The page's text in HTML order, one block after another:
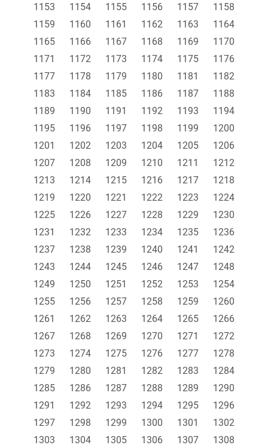
1153 1154 1155 1156 1157
1158
1159
1160 1161 1162 1163
1164
1165
1166 1167 1168 1169
1170
1171
1172 1173 1174 1175
1176
1177
1178 1179 1180 1181
1182
1183
1184 1185 1186 1187
1188
1189
1190 1191 1192 1193
1194
1195
1196 1197 1198 1199
1200
1201
1202 1203 1204 1205
1206
1207
1208 1209 1210 1211
1212
1213
1214 1215 1216 1217
1218
1219
1220 1221 1222 1223
1224
1225
1226 1227 1228 1229
1230
1231
1232 1233 1234 1235
1236
1237
1238 1239 1240 1241
1242
1243
1244 1245 1246 1247
1248
1249
1250 1251 1252 1253
1254
1255
1256 1257 1258 1259
1260
1261
1262 1263 1264 1265
1266
1267
1268 1269 1270 1271
1272
1273
1274 1275 1276 1277
1278
1279
1280 1281 1282 1283
1284
1285
1286 1287 1288 1289
1290
1291
1292 1293 1294 1295
1296
1297
1298 1299 1300 1301
1302
1303
1304 1305 1306 1307
1308